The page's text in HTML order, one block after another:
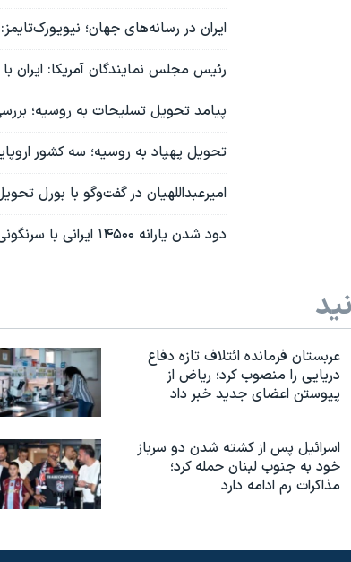
ایران در رسانه‌های جهان؛
رئيس مجلس نمایندگان آمریکا: ایران
پیامد تحویل تسلیحات به روسیه؛‌
تحویل پهپاد به روسیه؛ سه کشور
امیرعبداللهیان در گفت‌وگو با بورل
دود شدن یارانه ۱۴۵۰۰ ایرانی با سرنگونی هر پهپاد در اوکراین
عربستان فرمانده ائتلاف تازه دفاع
دریایی را منصوب کرد؛ ریاض از
پیوستن اعضای جدید خبر داد
اسرائیل پس از کشته شدن دو سرباز
خود به جنوب لبنان حمله کرد؛
مذاکرات رم ادامه دارد